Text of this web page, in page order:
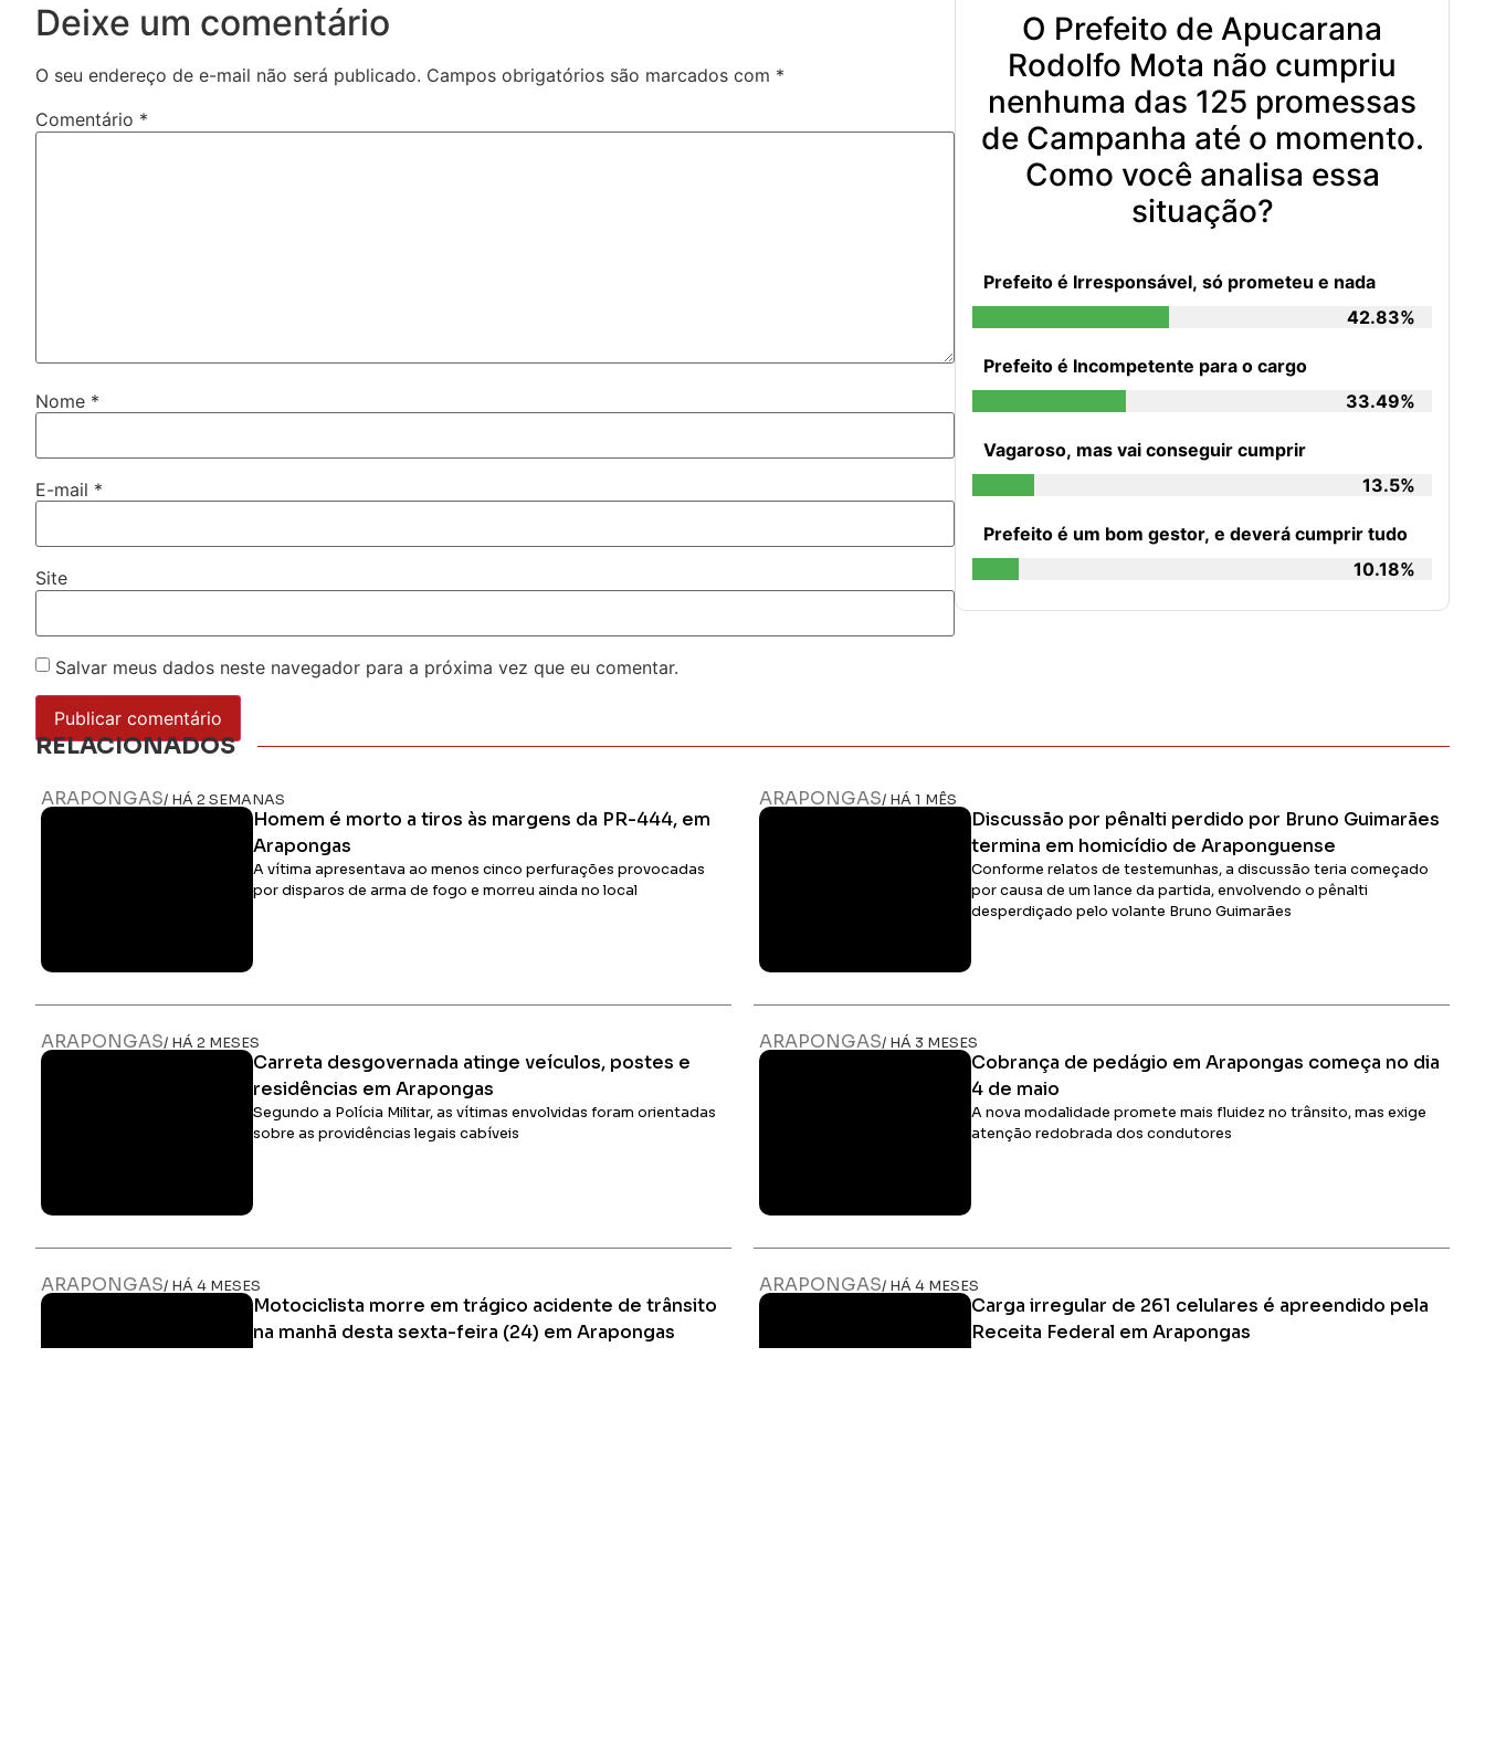
Deixe um comentário
O seu endereço de e-mail não será publicado. Campos obrigatórios são marcados com *
Comentário *
Nome *
E-mail *
Site
Salvar meus dados neste navegador para a próxima vez que eu comentar.
O Prefeito de Apucarana
Rodolfo Mota não cumpriu
nenhuma das 125 promessas
de Campanha até o momento.
Como você analisa essa
situação?
Prefeito é Irresponsável, só prometeu e nada
42.83%
Prefeito é Incompetente para o cargo
33.49%
Vagaroso, mas vai conseguir cumprir
13.5%
Prefeito é um bom gestor, e deverá cumprir tudo
10.18%
RELACIONADOS
ARAPONGAS/ HÁ 2 SEMANAS
Homem é morto a tiros às margens da PR-444, em
Arapongas
A vítima apresentava ao menos cinco perfurações provocadas
por disparos de arma de fogo e morreu ainda no local
ARAPONGAS/ HÁ 1 MÊS
Discussão por pênalti perdido por Bruno Guimarães
termina em homicídio de Araponguense
Conforme relatos de testemunhas, a discussão teria começado
por causa de um lance da partida, envolvendo o pênalti
desperdiçado pelo volante Bruno Guimarães
ARAPONGAS/ HÁ 2 MESES
Carreta desgovernada atinge veículos, postes e
residências em Arapongas
Segundo a Polícia Militar, as vítimas envolvidas foram orientadas
sobre as providências legais cabíveis
ARAPONGAS/ HÁ 3 MESES
Cobrança de pedágio em Arapongas começa no dia
4 de maio
A nova modalidade promete mais fluidez no trânsito, mas exige
atenção redobrada dos condutores
ARAPONGAS/ HÁ 4 MESES
Motociclista morre em trágico acidente de trânsito
na manhã desta sexta-feira (24) em Arapongas
ARAPONGAS/ HÁ 4 MESES
Carga irregular de 261 celulares é apreendido pela
Receita Federal em Arapongas